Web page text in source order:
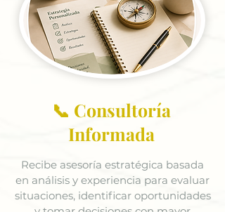
📞 Consultoría
Informada
Recibe asesoría estratégica basada
en análisis y experiencia para evaluar
situaciones, identificar oportunidades